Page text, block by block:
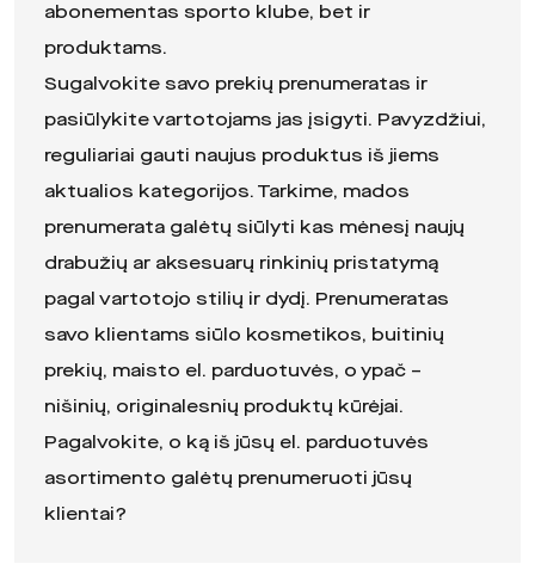
abonementas sporto klube, bet ir
produktams.
Sugalvokite savo prekių prenumeratas ir
pasiūlykite vartotojams jas įsigyti. Pavyzdžiui,
reguliariai gauti naujus produktus iš jiems
aktualios kategorijos. Tarkime, mados
prenumerata galėtų siūlyti kas mėnesį naujų
drabužių ar aksesuarų rinkinių pristatymą
pagal vartotojo stilių ir dydį. Prenumeratas
savo klientams siūlo kosmetikos, buitinių
prekių, maisto el. parduotuvės, o ypač –
nišinių, originalesnių produktų kūrėjai.
Pagalvokite, o ką iš jūsų el. parduotuvės
asortimento galėtų prenumeruoti jūsų
klientai?